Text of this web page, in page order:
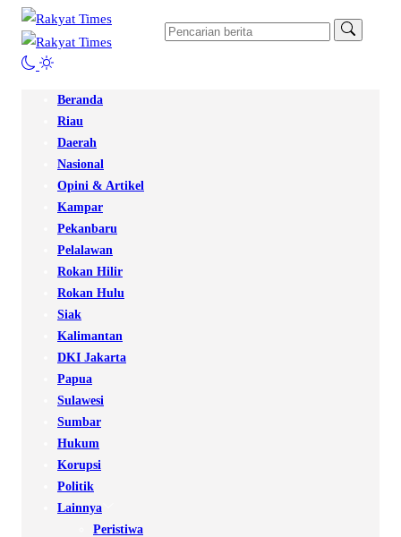
Beranda
Riau
Daerah
Nasional
Opini & Artikel
Kampar
Pekanbaru
Pelalawan
Rokan Hilir
Rokan Hulu
Siak
Kalimantan
DKI Jakarta
Papua
Sulawesi
Sumbar
Hukum
Korupsi
Politik
Lainnya
Peristiwa